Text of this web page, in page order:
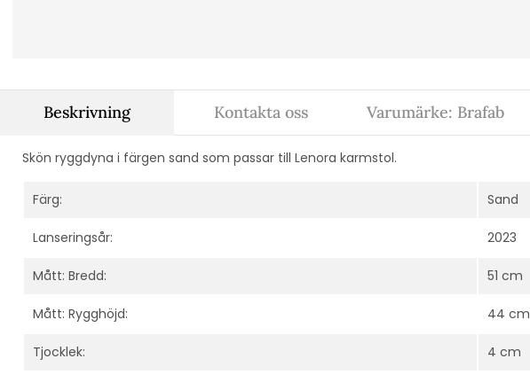
Beskrivning
Skön ryggdyna i färgen sand som passar till Lenora karmstol.
Färg: Sand
Lanseringsår: 2023
Mått: Bredd: 51 cm
Mått: Rygghöjd: 44 cm
Tjocklek: 4 cm
Kontakta oss Varumärke: Brafab